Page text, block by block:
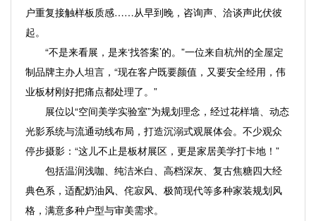
户重复接触样板质感……从早到晚，咨询声、洽谈声此伏彼
起。
“不是来看展，是来‘找答案’的。”一位来自杭州的全屋定
制品牌主办人坦言，“现在客户既要颜值，又要安全经用，伟
业板材刚好把痛点都处理了。”
展位以“空间美学实验室”为规划理念，经过花样墙、动态
光影系统与流通动线布局，打造沉溺式观展体会。不少观众
停步摄影：“这儿不止是板材展区，更是家居美学打卡地！”
包括温润浅咖、纯洁米白、高档深灰、复古焦糖四大经
典色系，适配奶油风、侘寂风、极简现代等多种家装规划风
格，满意多种户型与审美需求。